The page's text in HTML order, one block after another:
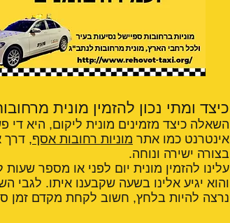
כיצד ומתי נכון להזמין מונית
השאלה כיצד מזמינים מונית ליקום, היא
אינטרנט כמו אתר מוניות רחובות אסף, דרך
בצורה ישירה ונוחה.
עלינו להזמין מונית יום לפני או מספר
והוא יגיע אלינו בשעה שקבענו איתו.
נרצה להיות בלחץ, חשוב לקחת מקדם זמן